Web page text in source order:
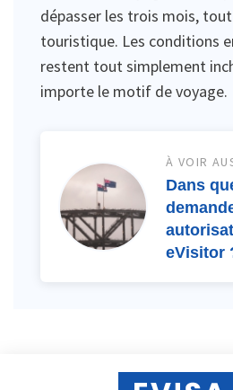
dépasser les trois mois, tout
touristique. Les conditions
restent tout simplement
importe le motif de voyage.
À VOIR
Dans
eVisitor